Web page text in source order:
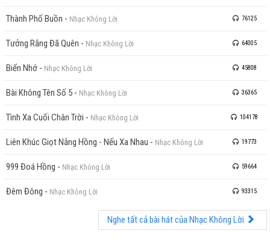
Thành Phố Buồn - Nhạc Không Lời 76125
Tưởng Rằng Đã Quên - Nhạc Không Lời 64005
Biển Nhớ - Nhạc Không Lời 45808
Bài Không Tên Số 5 - Nhạc Không Lời 36365
Tình Xa Cuối Chân Trời - Nhạc Không Lời 104178
Liên Khúc Giọt Nắng Hồng - Nếu Xa Nhau - Nhạc Không Lời 19773
999 Đoá Hồng - Nhạc Không Lời 59664
Đêm Đông - Nhạc Không Lời 93315
Nghe tất cả bài hát của Nhạc Không Lời